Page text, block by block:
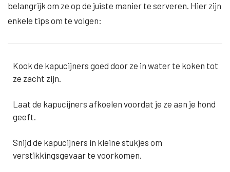
belangrijk om ze op de juiste manier te serveren. Hier zijn
enkele tips om te volgen:
Kook de kapucijners goed door ze in water te koken tot
ze zacht zijn.
Laat de kapucijners afkoelen voordat je ze aan je hond
geeft.
Snijd de kapucijners in kleine stukjes om
verstikkingsgevaar te voorkomen.